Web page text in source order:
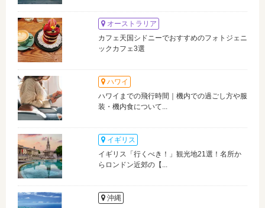
オーストラリア
カフェ天国シドニーでおすすめのフォトジェニ
ックカフェ3選
ハワイ
ハワイまでの飛行時間｜機内での過ごし方や服
装・機内食について...
イギリス
イギリス「行くべき！」観光地21選！名所か
らロンドン近郊の【...
沖縄